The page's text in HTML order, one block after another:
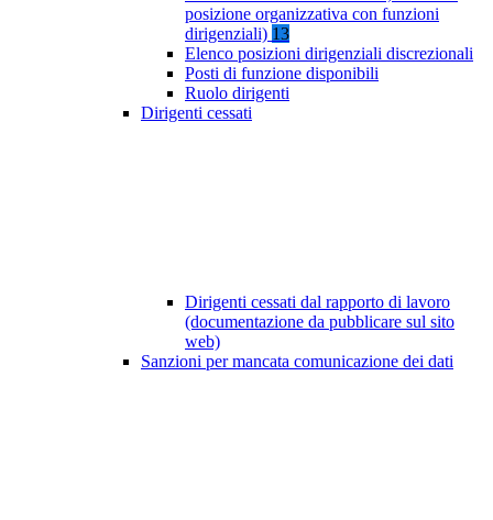
posizione organizzativa con funzioni
dirigenziali) 13
Elenco posizioni dirigenziali discrezionali
Posti di funzione disponibili
Ruolo dirigenti
Dirigenti cessati
Dirigenti cessati dal rapporto di lavoro
(documentazione da pubblicare sul sito
web)
Sanzioni per mancata comunicazione dei dati